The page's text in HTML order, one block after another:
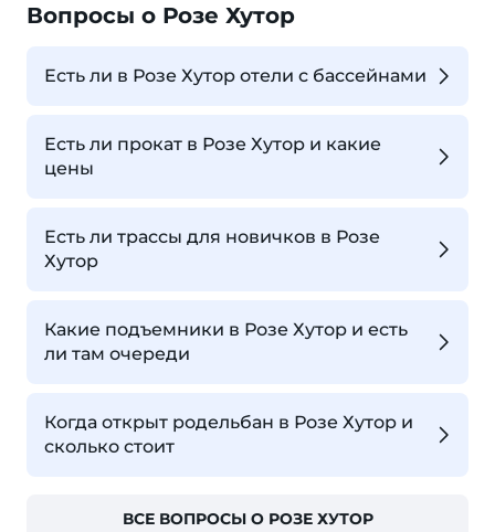
Вопросы о Розе Хутор
Есть ли в Розе Хутор отели с бассейнами
Есть ли прокат в Розе Хутор и какие
цены
Есть ли трассы для новичков в Розе
Хутор
Какие подъемники в Розе Хутор и есть
ли там очереди
Когда открыт родельбан в Розе Хутор и
сколько стоит
ВСЕ ВОПРОСЫ О РОЗЕ ХУТОР